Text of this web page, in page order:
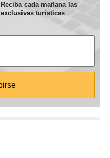
Reciba cada mañana las
exclusivas turísticas